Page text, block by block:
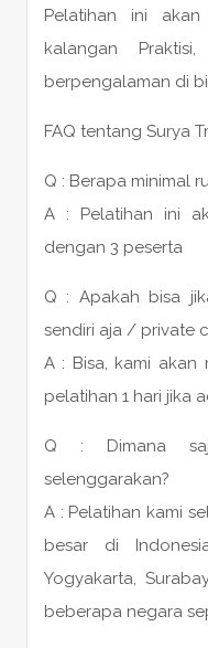
Pelatihan ini
kalangan
berpengalaman di
FAQ tentang Surya
Q : Berapa minimal
A : Pelatihan ini
dengan 3 peserta
Q : Apakah bisa
sendiri aja / private
A : Bisa, kami akan
pelatihan 1 hari jika
Q : Dimana
selenggarakan?
A : Pelatihan kami
besar di
Yogyakarta,
beberapa negara